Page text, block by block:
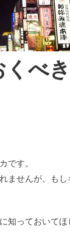
べ
です。
ませんが、も
知っておいて